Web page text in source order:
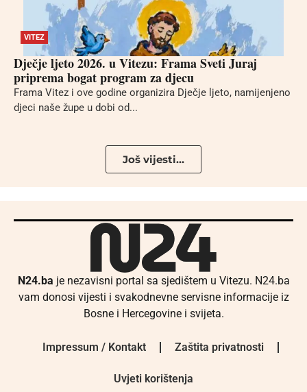
VITEZ
Dječje ljeto 2026. u Vitezu: Frama Sveti Juraj
priprema bogat program za djecu
Frama Vitez i ove godine organizira Dječje ljeto, namijenjeno
djeci naše župe u dobi od...
Još vijesti...
N24.ba je nezavisni portal sa sjedištem u Vitezu. N24.ba
vam donosi vijesti i svakodnevne servisne informacije iz
Bosne i Hercegovine i svijeta.
Impressum / Kontakt Zaštita privatnosti
Uvjeti korištenja